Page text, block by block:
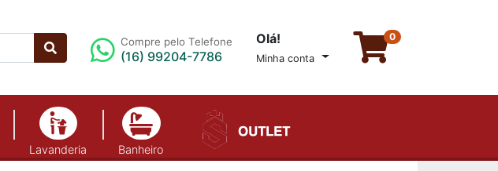
Compre pelo Telefone
(16) 99204-7786
Olá!
Minha conta
0
Lavanderia Banheiro